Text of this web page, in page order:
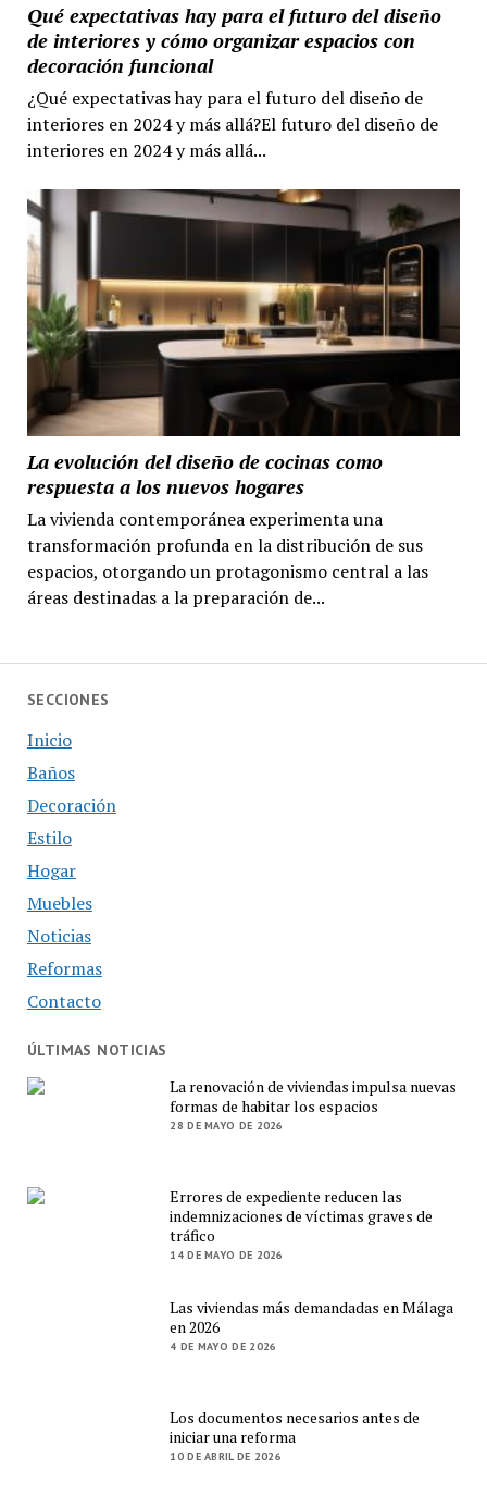
Qué expectativas hay para el futuro del diseño
de interiores y cómo organizar espacios con
decoración funcional
¿Qué expectativas hay para el futuro del diseño de
interiores en 2024 y más allá?El futuro del diseño de
interiores en 2024 y más allá...
La evolución del diseño de cocinas como
respuesta a los nuevos hogares
La vivienda contemporánea experimenta una
transformación profunda en la distribución de sus
espacios, otorgando un protagonismo central a las
áreas destinadas a la preparación de...
SECCIONES
Inicio
Baños
Decoración
Estilo
Hogar
Muebles
Noticias
Reformas
Contacto
ÚLTIMAS NOTICIAS
La renovación de viviendas impulsa nuevas
formas de habitar los espacios
28 DE MAYO DE 2026
Errores de expediente reducen las
indemnizaciones de víctimas graves de
tráfico
14 DE MAYO DE 2026
Las viviendas más demandadas en Málaga
en 2026
4 DE MAYO DE 2026
Los documentos necesarios antes de
iniciar una reforma
10 DE ABRIL DE 2026